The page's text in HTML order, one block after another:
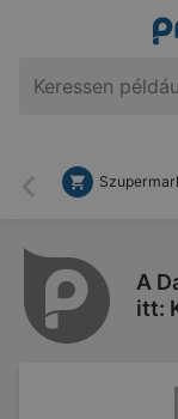
Vissza
A
itt: